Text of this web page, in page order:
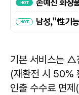
기본 서비스는 △
(재환전 시 50%
인출 수수료 면